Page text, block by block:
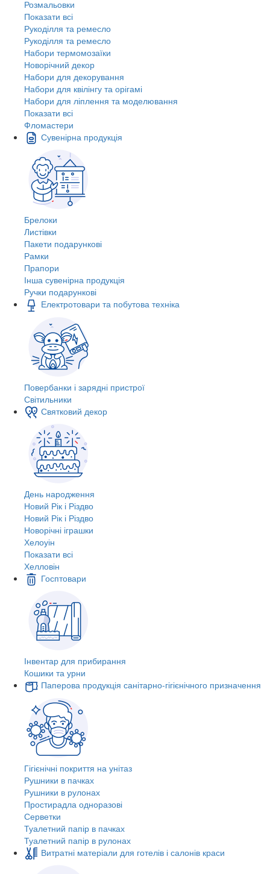
Розмальовки
Показати всі
Рукоділля та ремесло
Рукоділля та ремесло
Набори термомозаїки
Новорічний декор
Набори для декорування
Набори для квілінгу та орігамі
Набори для ліплення та моделювання
Показати всі
Фломастери
Сувенірна продукція
Брелоки
Листівки
Пакети подарункові
Рамки
Прапори
Інша сувенірна продукція
Ручки подарункові
Електротовари та побутова техніка
Повербанки і зарядні пристрої
Світильники
Святковий декор
День народження
Новий Рік і Різдво
Новий Рік і Різдво
Новорічні іграшки
Хелоуін
Показати всі
Хелловін
Госптовари
Інвентар для прибирання
Кошики та урни
Паперова продукція санітарно-гігієнічного призначення
Гігієнічні покриття на унітаз
Рушники в пачках
Рушники в рулонах
Простирадла одноразові
Серветки
Туалетний папір в пачках
Туалетний папір в рулонах
Витратні матеріали для готелів і салонів краси